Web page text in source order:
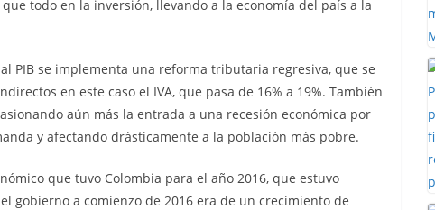
todo en la inversión, llevando a la economía del país a la
PIB se implementa una reforma tributaria regresiva, que se
en este caso el IVA, que pasa de 16% a 19%. También
aún más la entrada a una recesión económica por
y afectando drásticamente a la población más pobre.
que tuvo Colombia para el año 2016, que estuvo
gobierno a comienzo de 2016 era de un crecimiento de